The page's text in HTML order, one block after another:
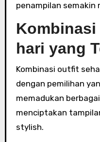
penampilan semakin
hari yang
Kombinasi outfit
dengan pemilihan
memadukan
menciptakan
stylish.